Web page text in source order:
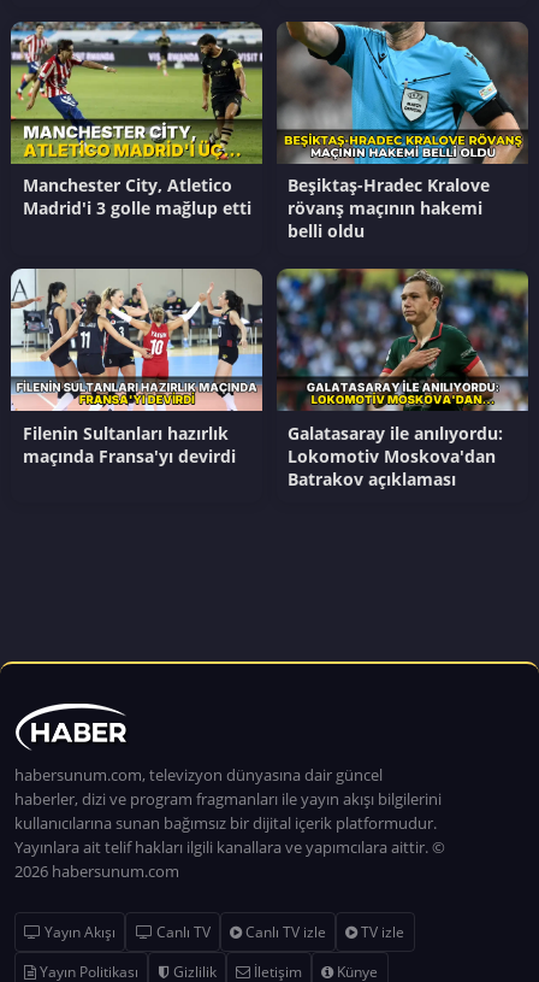
Manchester City, Atletico
Madrid'i 3 golle mağlup etti
Beşiktaş-Hradec Kralove
rövanş maçının hakemi
belli oldu
Filenin Sultanları hazırlık
maçında Fransa'yı devirdi
Galatasaray ile anılıyordu:
Lokomotiv Moskova'dan
Batrakov açıklaması
habersunum.com, televizyon dünyasına dair güncel
haberler, dizi ve program fragmanları ile yayın akışı bilgilerini
kullanıcılarına sunan bağımsız bir dijital içerik platformudur.
Yayınlara ait telif hakları ilgili kanallara ve yapımcılara aittir. ©
2026 habersunum.com
Yayın Akışı Canlı TV Canlı TV izle
TV izle
Yayın Politikası
Gizlilik İletişim Künye